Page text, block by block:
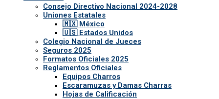
Consejo Directivo Nacional 2024-2028
Uniones Estatales
🇲🇽 México
🇺🇸 Estados Unidos
Colegio Nacional de Jueces
Seguros 2025
Formatos Oficiales 2025
Reglamentos Oficiales
Equipos Charros
Escaramuzas y Damas Charras
Hojas de Calificación